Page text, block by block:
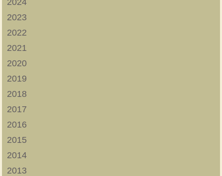
2024
2023
2022
2021
2020
2019
2018
2017
2016
2015
2014
2013